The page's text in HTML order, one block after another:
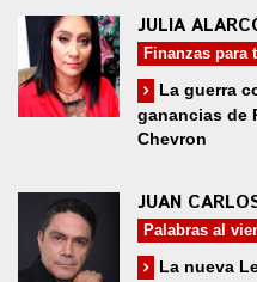
JULIA
Finanzas para
La guerra
ganancias de
Chevron
JUAN
Palabras al
La nueva